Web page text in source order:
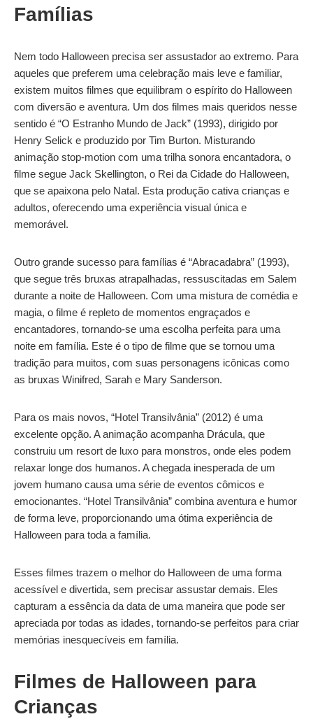
Famílias
Nem todo Halloween precisa ser assustador ao extremo. Para
aqueles que preferem uma celebração mais leve e familiar,
existem muitos filmes que equilibram o espírito do Halloween
com diversão e aventura. Um dos filmes mais queridos nesse
sentido é “O Estranho Mundo de Jack” (1993), dirigido por
Henry Selick e produzido por Tim Burton. Misturando
animação stop-motion com uma trilha sonora encantadora, o
filme segue Jack Skellington, o Rei da Cidade do Halloween,
que se apaixona pelo Natal. Esta produção cativa crianças e
adultos, oferecendo uma experiência visual única e
memorável.
Outro grande sucesso para famílias é “Abracadabra” (1993),
que segue três bruxas atrapalhadas, ressuscitadas em Salem
durante a noite de Halloween. Com uma mistura de comédia e
magia, o filme é repleto de momentos engraçados e
encantadores, tornando-se uma escolha perfeita para uma
noite em família. Este é o tipo de filme que se tornou uma
tradição para muitos, com suas personagens icônicas como
as bruxas Winifred, Sarah e Mary Sanderson.
Para os mais novos, “Hotel Transilvânia” (2012) é uma
excelente opção. A animação acompanha Drácula, que
construiu um resort de luxo para monstros, onde eles podem
relaxar longe dos humanos. A chegada inesperada de um
jovem humano causa uma série de eventos cômicos e
emocionantes. “Hotel Transilvânia” combina aventura e humor
de forma leve, proporcionando uma ótima experiência de
Halloween para toda a família.
Esses filmes trazem o melhor do Halloween de uma forma
acessível e divertida, sem precisar assustar demais. Eles
capturam a essência da data de uma maneira que pode ser
apreciada por todas as idades, tornando-se perfeitos para criar
memórias inesquecíveis em família.
Filmes de Halloween para
Crianças